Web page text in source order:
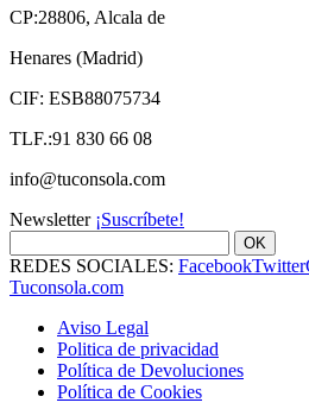
CP:28806, Alcala de
Henares (Madrid)
CIF: ESB88075734
TLF.:91 830 66 08
info@tuconsola.com
Newsletter ¡Suscríbete!
OK
REDES SOCIALES: FacebookTwitter
Tuconsola.com
Aviso Legal
Politica de privacidad
Política de Devoluciones
Política de Cookies